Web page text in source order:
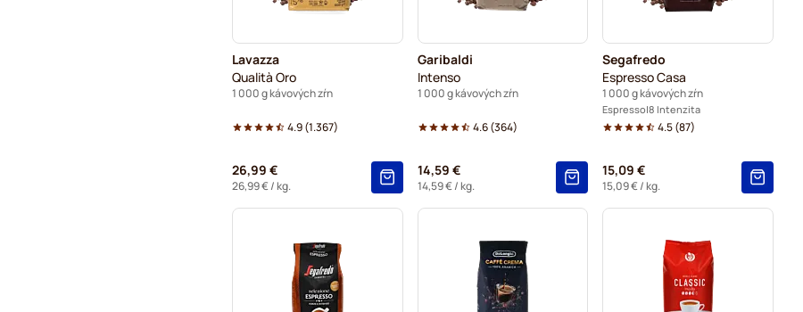
Lavazza
Qualità Oro
1 000 g kávových zŕn
4.9(1.367)
26,99 €
26,99 €/ kg.
Garibaldi
Intenso
1 000 g kávových zŕn
4.6(364)
14,59 €
14,59 €/ kg.
Segafredo
Espresso Casa
1 000 g kávových zŕn
Espresso 8 Intenzita
4.5(87)
15,09 €
15,09 €/ kg.